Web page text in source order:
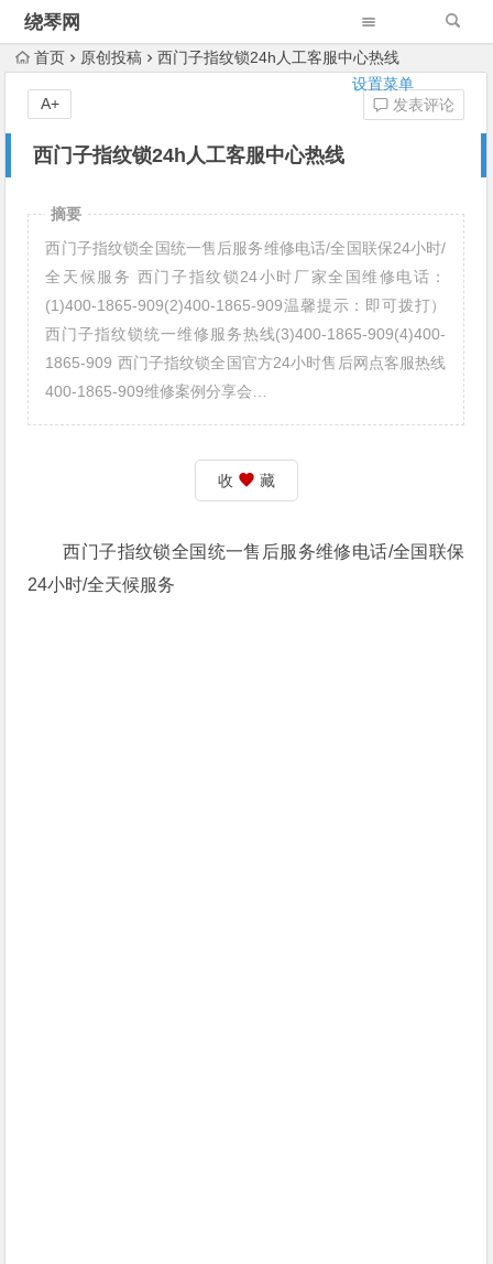
绕琴网
设置菜单
首页 原创投稿 西门子指纹锁24h人工客服中心热线
西门子指纹锁24h人工客服中心热线
发表评论
A+
摘要
西门子指纹锁全国统一售后服务维修电话/全国联保24小时/
全天候服务 西门子指纹锁24小时厂家全国维修电话：
(1)400-1865-909(2)400-1865-909温馨提示：即可拨打）
西门子指纹锁统一维修服务热线(3)400-1865-909(4)400-
1865-909 西门子指纹锁全国官方24小时售后网点客服热线
400-1865-909维修案例分享会…
收 藏
西门子指纹锁全国统一售后服务维修电话/全国联保
24小时/全天候服务